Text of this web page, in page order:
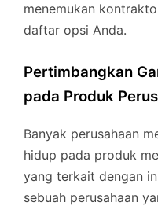
menemukan
daftar opsi Anda.
Pertimbangkan
pada Produk
Banyak perusahaan
hidup pada produk
yang terkait dengan
sebuah perusahaan